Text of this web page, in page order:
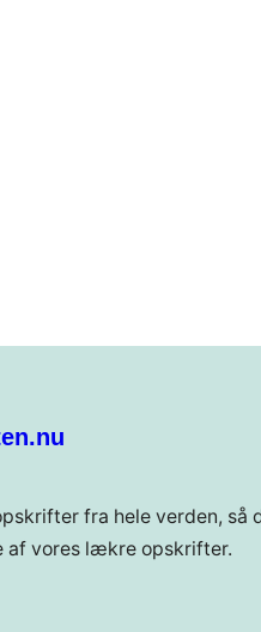
fra hele verden,
af vores lækre opskrifter.